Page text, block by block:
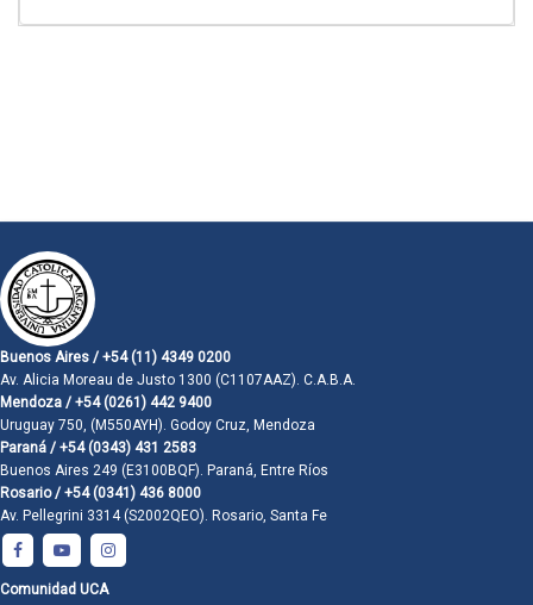
Buenos Aires / +54 (11) 4349 0200
Av. Alicia Moreau de Justo 1300 (C1107AAZ). C.A.B.A.
Mendoza / +54 (0261) 442 9400
Uruguay 750, (M550AYH). Godoy Cruz, Mendoza
Paraná / +54 (0343) 431 2583
Buenos Aires 249 (E3100BQF). Paraná, Entre Ríos
Rosario / +54 (0341) 436 8000
Av. Pellegrini 3314 (S2002QEO). Rosario, Santa Fe
Comunidad UCA